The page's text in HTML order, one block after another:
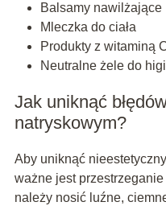
Balsamy nawilżające
Mleczka do ciała
Produkty z witaminą
Neutralne żele do
Jak uniknąć
natryskowym?
Aby uniknąć
ważne jest
należy nosić luźne,